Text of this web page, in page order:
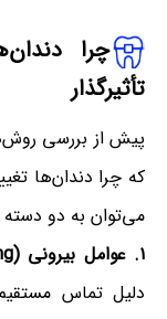
چرا
تأثیرگذار
پیش از بررسی
که چرا دندان‌ها
می‌توان به دو
۱. عوامل بیرونی (Extrinsic Staining):
دلیل تماس